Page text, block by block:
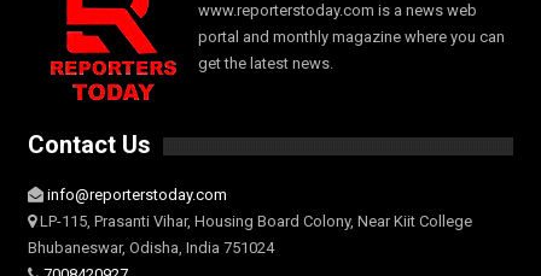
www.reporterstoday.com is a news web
portal and monthly magazine where you can
get the latest news.
Contact Us
info@reporterstoday.com
LP-115, Prasanti Vihar, Housing Board Colony, Near Kiit College
Bhubaneswar, Odisha, India 751024